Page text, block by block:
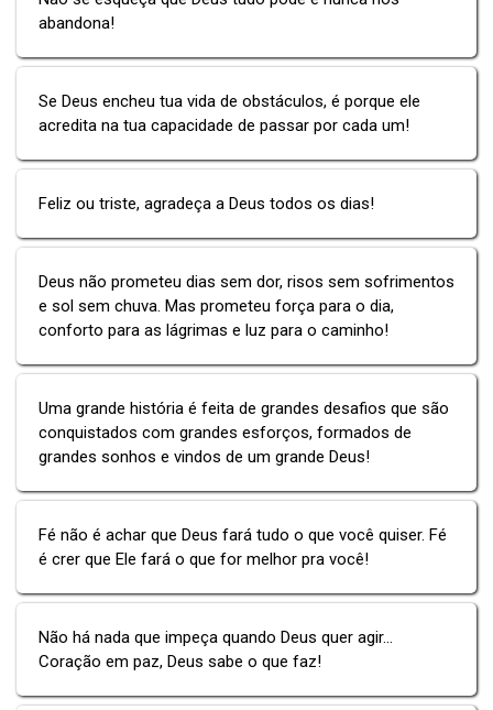
abandona!
Se Deus encheu tua vida de obstáculos, é porque ele
acredita na tua capacidade de passar por cada um!
Feliz ou triste, agradeça a Deus todos os dias!
Deus não prometeu dias sem dor, risos sem sofrimentos
e sol sem chuva. Mas prometeu força para o dia,
conforto para as lágrimas e luz para o caminho!
Uma grande história é feita de grandes desafios que são
conquistados com grandes esforços, formados de
grandes sonhos e vindos de um grande Deus!
Fé não é achar que Deus fará tudo o que você quiser. Fé
é crer que Ele fará o que for melhor pra você!
Não há nada que impeça quando Deus quer agir...
Coração em paz, Deus sabe o que faz!